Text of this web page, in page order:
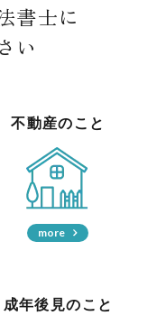
書士に
い
不動産のこと
more
成年後見のこと